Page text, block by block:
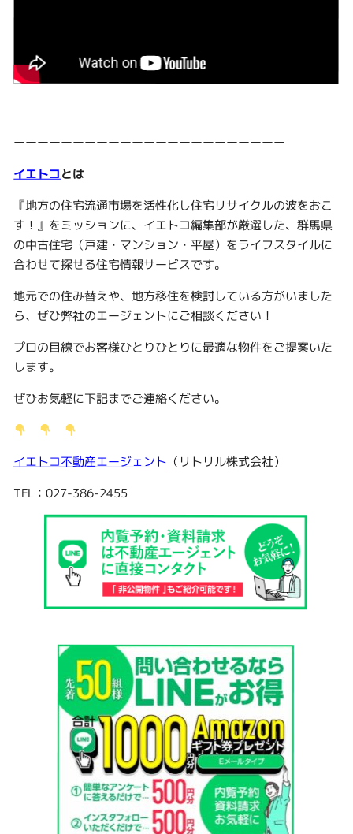
ーーーーーーーーーーーーーーーーーーーーーーー
イエトコとは
『地方の住宅流通市場を活性化し住宅リサイクルの波をおこ
す！』をミッションに、イエトコ編集部が厳選した、群馬県
の中古住宅（戸建・マンション・平屋）をライフスタイルに
合わせて探せる住宅情報サービスです。
地元での住み替えや、地方移住を検討している方がいました
ら、ぜひ弊社のエージェントにご相談ください！
プロの目線でお客様ひとりひとりに最適な物件をご提案いた
します。
ぜひお気軽に下記までご連絡ください。
イエトコ不動産エージェント （リトリル株式会社）
TEL：027-386-2455